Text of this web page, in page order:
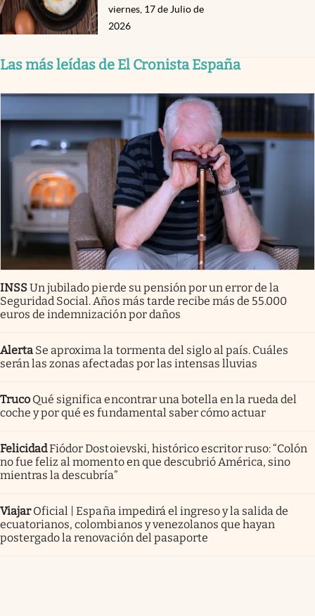
viernes, 17 de Julio de
2026
Las más leídas de El Cronista España
INSSUn jubilado pierde su pensión por un error de la
Seguridad Social. Años más tarde recibe más de 55.000
euros de indemnización por daños
Alerta Se aproxima la tormenta del siglo al país. Cuáles
serán las zonas afectadas por las intensas lluvias
Truco Qué significa encontrar una botella en la rueda del
coche y por qué es fundamental saber cómo actuar
FelicidadFiódor Dostoievski, histórico escritor ruso: “Colón
no fue feliz al momento en que descubrió América, sino
mientras la descubría”
Viajar Oficial | España impedirá el ingreso y la salida de
ecuatorianos, colombianos y venezolanos que hayan
postergado la renovación del pasaporte